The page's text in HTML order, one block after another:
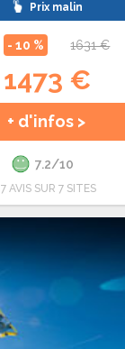
Prix malin
- 10 % 1631 €
1473 €
+ d'infos >
7.2/10
AVIS SUR 7 SITES